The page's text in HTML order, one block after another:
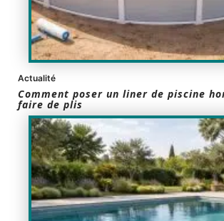
Actualité
Comment poser un liner de piscine
faire de plis